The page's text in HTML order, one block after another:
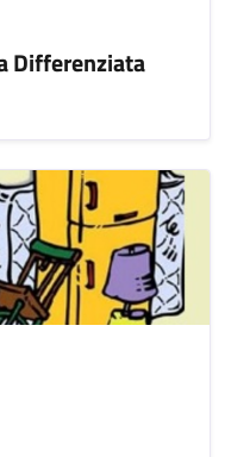
Differenziata